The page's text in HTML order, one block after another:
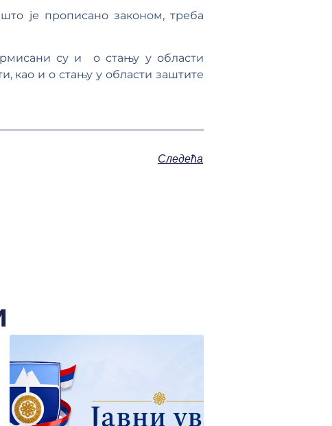
је прописано законом, треба
су и о стању у области
као и о стању у области заштите
Следећа